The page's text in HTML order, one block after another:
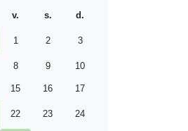
v. s. d.
1 2 3
8 9 10
15 16 17
22 23 24